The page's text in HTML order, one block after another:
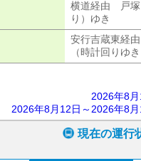
横道経由 戸塚
り）ゆき
安行吉蔵東経
（時計回りゆき
2026年8
2026年8月12日～2026年8
現在の運行